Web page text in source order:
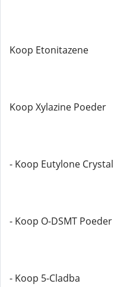
Koop Etonitazene
Koop Xylazine Poeder
- Koop Eutylone Crystal
- Koop O-DSMT Poeder
- Koop 5-Cladba